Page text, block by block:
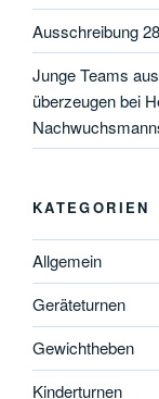
Ausschreibung
Junge Teams
überzeugen bei
KATEGORIEN
Allgemein
Geräteturnen
Gewichtheben
Kinderturnen